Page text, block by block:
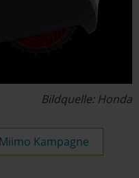
Bildquelle: Honda
Miimo Kampagne